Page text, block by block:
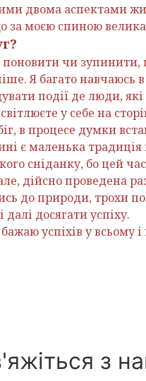
двома аспектами
за моєю спиною
чи зупинити,
Я багато навчаюсь в
події де люди,
у себе на
в процесе думки
є маленька
сніданку, бо цей
дійсно проведена
до природи, трохи
досягати успіху.
успіхів у
з